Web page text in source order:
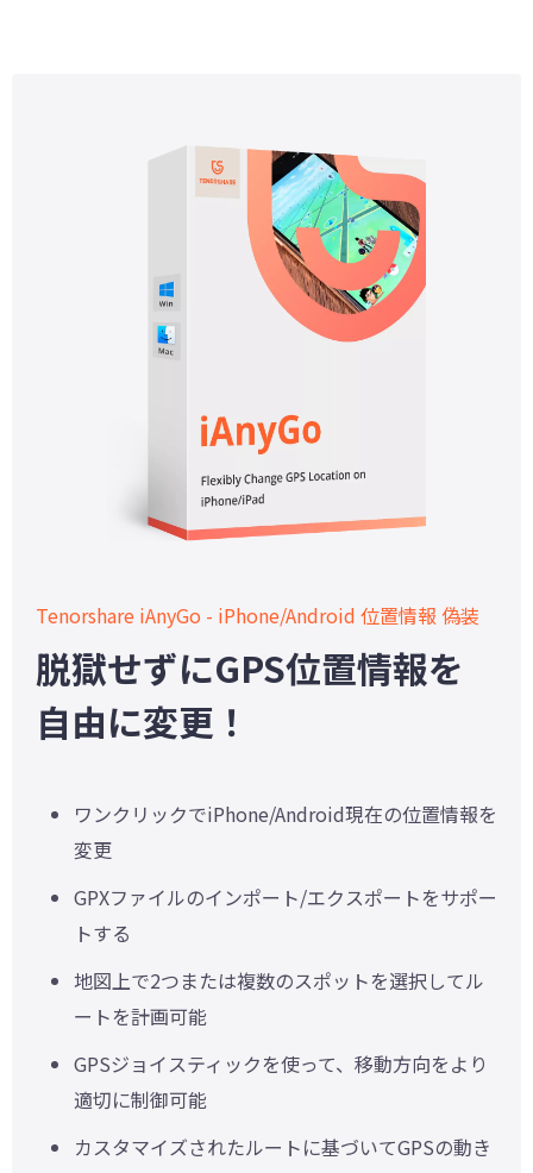
Tenorshare iAnyGo - iPhone/Android 位置情報 偽装
脱獄せずにGPS位置情報を
自由に変更！
ワンクリックでiPhone/Android現在の位置情報を
変更
GPXファイルのインポート/エクスポートをサポー
トする
地図上で2つまたは複数のスポットを選択してル
ートを計画可能
GPSジョイスティックを使って、移動方向をより
適切に制御可能
カスタマイズされたルートに基づいてGPSの動き